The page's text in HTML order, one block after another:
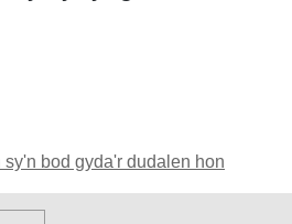
bod gyda'r dudalen hon